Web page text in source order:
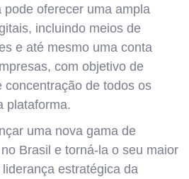
pode oferecer uma ampla
incluindo meios de
e até mesmo uma conta
com objetivo de
concentração de todos os
plataforma.
uma nova gama de
Brasil e torná-la o seu maior
estratégica da